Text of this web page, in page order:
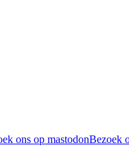
ons op mastodonBezoek